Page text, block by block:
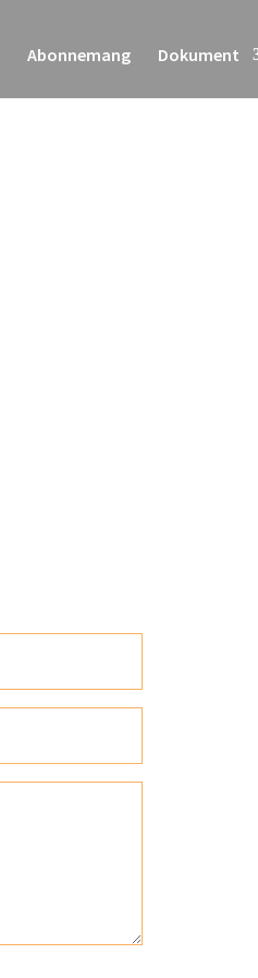
Abonnemang Dokument